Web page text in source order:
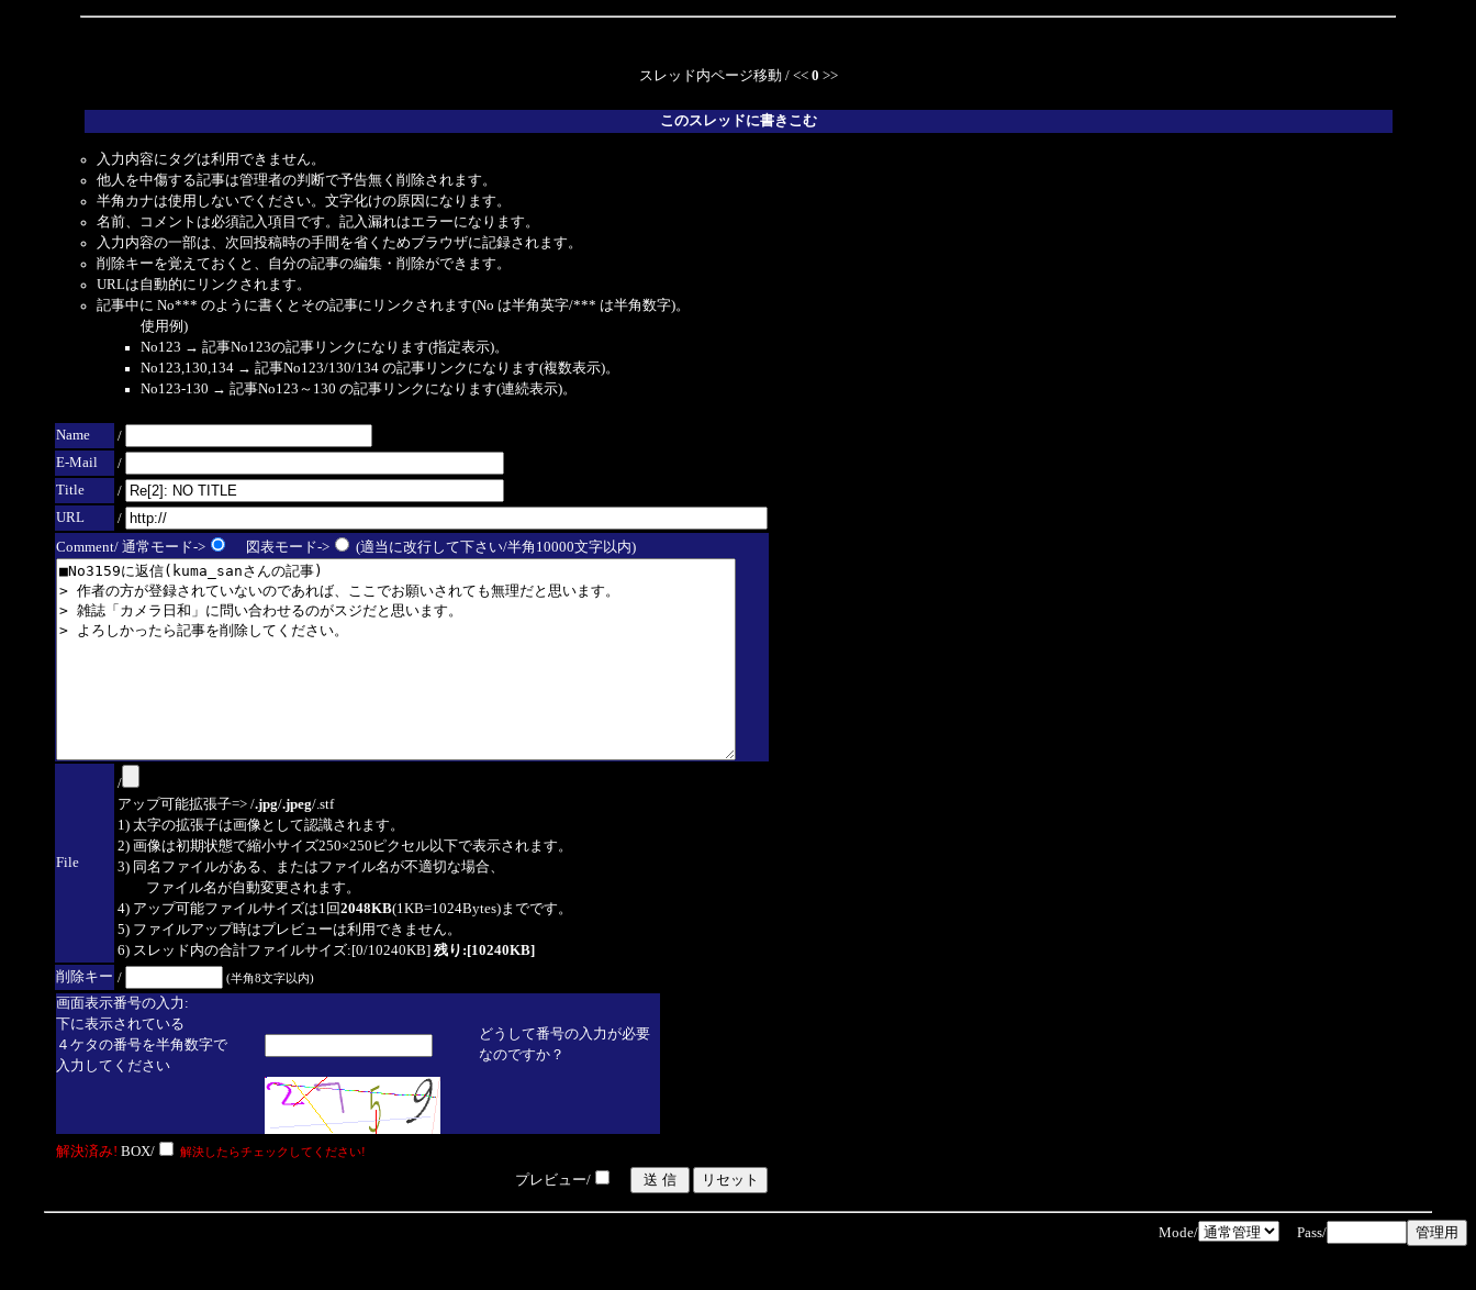
スレッド内ページ移動 / << 0 >>
このスレッドに書きこむ
入力内容にタグは利用できません。
他人を中傷する記事は管理者の判断で予告無く削除されます。
半角カナは使用しないでください。文字化けの原因になります。
名前、コメントは必須記入項目です。記入漏れはエラーになります。
入力内容の一部は、次回投稿時の手間を省くためブラウザに記録されます。
削除キーを覚えておくと、自分の記事の編集・削除ができます。
URLは自動的にリンクされます。
記事中に No*** のように書くとその記事にリンクされます(No は半角英字/*** は半角数字)。
使用例)
No123 → 記事No123の記事リンクになります(指定表示)。
No123,130,134 → 記事No123/130/134 の記事リンクになります(複数表示)。
No123-130 → 記事No123～130 の記事リンクになります(連続表示)。
Name
/
E-Mail
/
Title
/
URL
/
Comment/ 通常モード->
図表モード-> (適当に改行して下さい/半角10000文字以内)
File
/
アップ可能拡張子=> /.jpg/.jpeg/.stf
1) 太字の拡張子は画像として認識されます。
2) 画像は初期状態で縮小サイズ250×250ピクセル以下で表示されます。
3) 同名ファイルがある、またはファイル名が不適切な場合、
ファイル名が自動変更されます。
4) アップ可能ファイルサイズは1回2048KB(1KB=1024Bytes)までです。
5) ファイルアップ時はプレビューは利用できません。
6) スレッド内の合計ファイルサイズ:[0/10240KB] 残り:[10240KB]
削除キー / (半角8文字以内)
画面表示番号の入力:
下に表示されている
４ケタの番号を半角数字で
入力してください
どうして番号の入力が必要
なのですか？
解決済み! BOX/ 解決したらチェックしてください!
プレビュー/
Mode/ Pass/